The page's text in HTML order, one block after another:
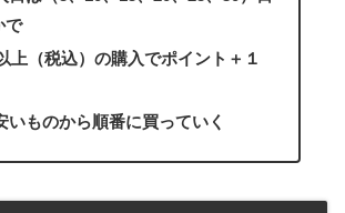
で
上（税込）の購入でポイント＋１
いものから順番に買っていく